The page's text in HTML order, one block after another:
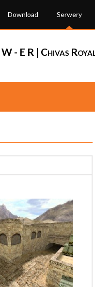
Download Serwery
- E R | Chivas